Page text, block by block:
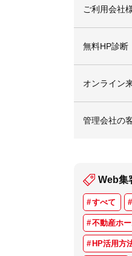
ご利用会社
無料HP診断
オンライン
管理会社の
Web集
すべて
不動産ホ
HP活用方